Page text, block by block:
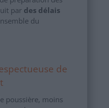
par des délais
du
de
poussière, moins